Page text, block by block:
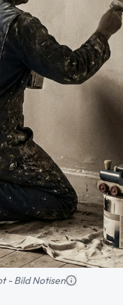
- Bild Notisen